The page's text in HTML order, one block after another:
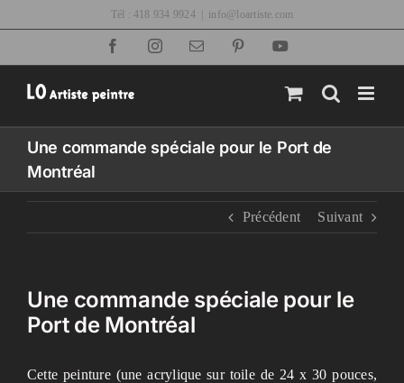
Tél : 418 934 9924 info@loartiste.com
FacebookInstagramEmail Pinterest
Une commande spéciale pour le Port de
Montréal
Précédent Suivant
Une commande spéciale pour le
Port de Montréal
Cette peinture (une acrylique sur toile de 24 x 30 pouces,